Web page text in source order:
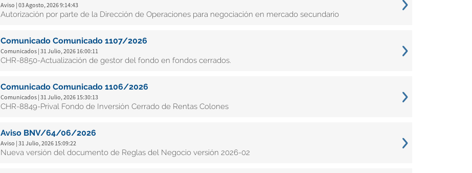
Aviso | 03 Agosto, 2026 9:14:43
Autorización por parte de la Dirección de Operaciones para negociación en mercado secundario
Comunicado Comunicado 1107/2026
Comunicados | 31 Julio, 2026 16:00:11
CHR-8850-Actualización de gestor del fondo en fondos cerrados.
Comunicado Comunicado 1106/2026
Comunicados | 31 Julio, 2026 15:30:13
CHR-8849-Prival Fondo de Inversión Cerrado de Rentas Colones
Aviso BNV/64/06/2026
Aviso | 31 Julio, 2026 15:09:22
Nueva versión del documento de Reglas del Negocio versión 2026-02